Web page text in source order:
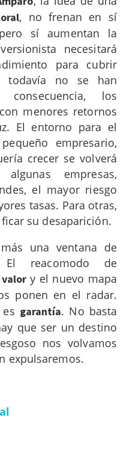
, no frenan en sí
sí aumentan la
necesitará
para cubrir
todavía no se han
los
menores retornos
El entorno para el
empresario,
crecer se volverá
empresas,
el mayor riesgo
tasas. Para otras,
su desaparición.
una ventana de
El reacomodo de
y el nuevo mapa
ponen en el radar.
garantía. No basta
que ser un destino
nos volvamos
expulsaremos.